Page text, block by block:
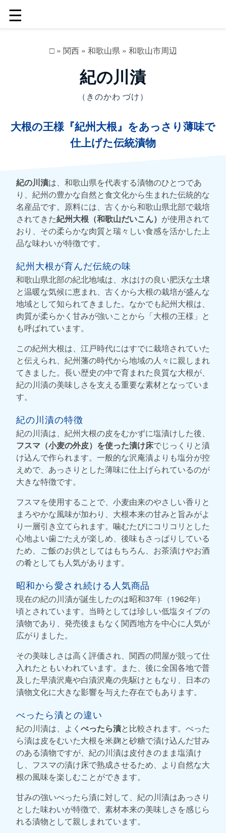
☰
□» 関西» 和歌山県» 和歌山市周辺
紀の川漬
（きのかわ づけ）
大根の王様『紀州大根』をあっさり薄味で
仕上げた伝統漬物
紀の川漬は、和歌山県を代表する漬物のひとつであ
り、紀州の豊かな自然と食文化から生まれた伝統的な
名産品です。原料には、古くから和歌山県北部で栽培
されてきた紀州大根（和歌山だいこん） が使用されて
おり、その柔らかな肉質と瑞々しい食感を活かした上
品な味わいが特徴です。
紀州大根が育んだ伝統の味
和歌山県北部の紀北地域は、水はけの良い肥沃な土壌
と温暖な気候に恵まれ、古くから大根の栽培が盛んな
地域として知られてきました。なかでも紀州大根は、
肉質が柔らかく甘みが強いことから「大根の王様」と
も呼ばれています。
この紀州大根は、江戸時代にはすでに栽培されていた
と伝えられ、紀州藩の時代から地域の人々に親しまれ
てきました。長い歴史の中で育まれた良質な大根が、
紀の川漬の美味しさを支える重要な素材となっていま
す。
紀の川漬の特徴
紀の川漬は、紀州大根の皮をむかずに塩漬けした後、
フスマ（小麦の外皮）を使った漬け床でじっくりと漬
け込んで作られます。一般的な沢庵漬よりも塩分が控
えめで、あっさりとした薄味に仕上げられているのが
大きな特徴です。
フスマを使用することで、小麦由来のやさしい香りと
まろやかな風味が加わり、大根本来の甘みと旨みがよ
り一層引き立てられます。噛むたびにコリコリとした
心地よい歯ごたえが楽しめ、後味もさっぱりしている
ため、ご飯のお供としてはもちろん、お茶漬けやお酒
の肴としても人気があります。
昭和から愛され続ける人気商品
現在の紀の川漬が誕生したのは昭和37年（1962年）
頃とされています。当時としては珍しい低塩タイプの
漬物であり、発売後まもなく関西地方を中心に人気が
広がりました。
その美味しさは高く評価され、関西の問屋が競って仕
入れたともいわれています。また、後に全国各地で普
及した早漬沢庵や白漬沢庵の先駆けともなり、日本の
漬物文化に大きな影響を与えた存在でもあります。
べったら漬との違い
紀の川漬は、よく べったら漬と比較されます。べった
ら漬は皮をむいた大根を米麹と砂糖で漬け込んだ甘み
のある漬物ですが、紀の川漬は皮付きのまま塩漬け
し、フスマの漬け床で熟成させるため、より自然な大
根の風味を楽しむことができます。
甘みの強いべったら漬に対して、紀の川漬はあっさり
とした味わいが特徴で、素材本来の美味しさを感じら
れる漬物として親しまれています。